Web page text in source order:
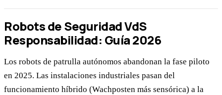
Robots de Seguridad VdS
Responsabilidad: Guía 2026
Los robots de patrulla autónomos abandonan la fase piloto
en 2025. Las instalaciones industriales pasan del
funcionamiento híbrido (Wachposten más sensórica) a la